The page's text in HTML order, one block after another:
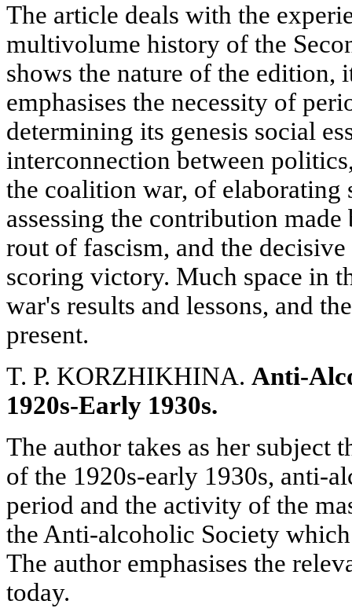
The article deals with the
multivolume history of the
shows the nature of the edition,
emphasises the necessity of
determining its genesis social
interconnection between
the coalition war, of
assessing the contribution
rout of fascism, and the
scoring victory. Much space in
war's results and lessons, and
present.
T. P. KORZHIKHINA. Anti-
1920s-Early 1930s.
The author takes as her subject
of the 1920s-early 1930s, anti-
period and the activity of the
the Anti-alcoholic Society
The author emphasises the
today.